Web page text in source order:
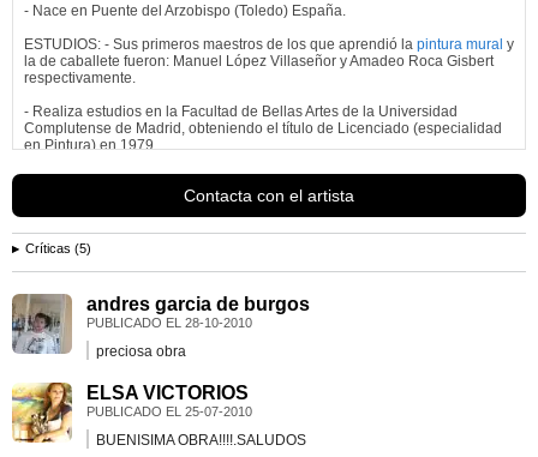
- Nace en Puente del Arzobispo (Toledo) España.
ESTUDIOS: - Sus primeros maestros de los que aprendió la pintura mural y
la de caballete fueron: Manuel López Villaseñor y Amadeo Roca Gisbert
respectivamente.
- Realiza estudios en la Facultad de Bellas Artes de la Universidad
Complutense de Madrid, obteniendo el título de Licenciado (especialidad
en Pintura) en 1979.
-De 1980 a 1982 cursa estudios de especialidad de Grabado, obteniendo
el título correspondiente.Contacta con el artista
Críticas (5)
andres garcia de burgos
PUBLICADO EL 28-10-2010
preciosa obra
ELSA VICTORIOS
PUBLICADO EL 25-07-2010
BUENISIMA OBRA!!!!.SALUDOS